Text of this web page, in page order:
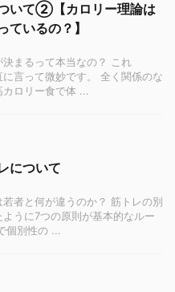
いて②【カロリー理論は
ているの？】
決まるって本当なの？ これ
言って微妙です。 全く関係のな
ロリー食で体 ...
について
者と何が違うのか？ 筋トレの別
うに7つの原則が基本的なルー
個別性の ...